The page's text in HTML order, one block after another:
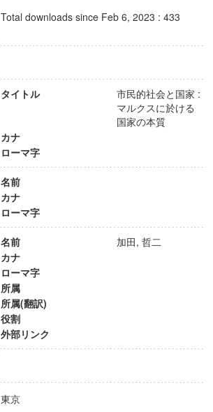
Total downloads since Feb 6, 2023 : 433
タイトル
市民的社会と国家 :
マルクスに於ける
国家の本質
カナ
ローマ字
名前
カナ
ローマ字
名前
加田, 哲二
カナ
ローマ字
所属
所属(翻訳)
役割
外部リンク
東京